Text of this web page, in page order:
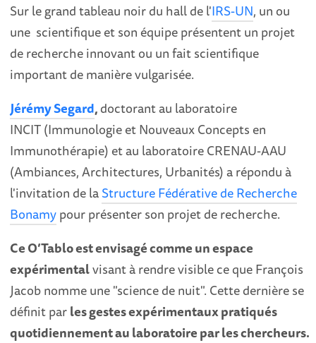
Sur le grand tableau noir du hall de l'IRS-UN, un ou
une scientifique et son équipe présentent un projet
de recherche innovant ou un fait scientifique
important de manière vulgarisée.
Jérémy Segard,doctorant au laboratoire
INCIT (Immunologie et Nouveaux Concepts en
Immunothérapie) et au laboratoire CRENAU-AAU
(Ambiances, Architectures, Urbanités) a répondu à
l'invitation de laStructure Fédérative de Recherche
Bonamypour présenter son projet de recherche.
Ce O’Tablo est envisagé comme un espace
expérimentalvisant à rendre visible ce que François
Jacob nomme une "science de nuit". Cette dernière se
définit parles gestes expérimentaux pratiqués
quotidiennement au laboratoire par les chercheurs.